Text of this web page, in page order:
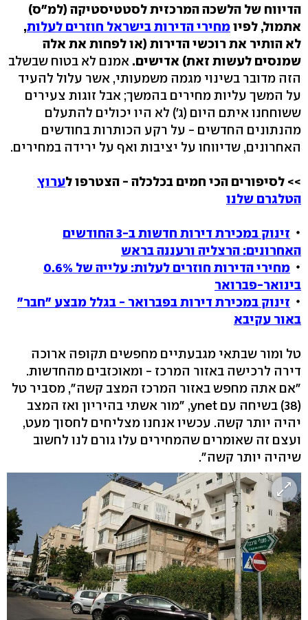
הדיווח של הלשכה המרכזית לסטטיסטיקה (למ"ס)
אתמול, לפיומחירי הדירות בישראל חוזרים לעלות,
לא הותיר את רוכשי הדירות (או לפחות את אלה
שמנסים לעשות זאת) אדישים. אמנם לא בטוח שבשלב
הזה מדובר בשינוי מגמה משמעותי, אשר עלול להעיד
על המשך עליות מחירים בהמשך; אבל זוגות צעירים
ששוחחנו איתם היום (ג') לא היו יכולים להתעלם
מהנתונים החדשים - על רקע הכותרות בחודשים
האחרונים, שדיווחו על יציבות ואף על ירידה במחירים.
>> לסיפורים הכי חמים בכלכלה - הצטרפו לערוץ
הטלגרם שלנו
זינוק במכירת דירות חדשות ב-3 החודשים
האחרונים: הרצליה ורעננה בראש
מחירי הדירות חוזרים לעלות: עלייה של 0.6%
בינואר-פברואר
זינוק במכירת דירות בפברואר - בגלל מבצע "חבר"
באור עקיבא
טל ומור שבתאי מגבעתיים מחפשים תקופה ארוכה
דירה לרכישה באזור המרכז - ומאוכזבים מהחדשות.
"אם אתה מחפש באזור המרכז המצב קשה", מסביר טל
(38) בשיחה עם ynet, "מור אשתי בהיריון ואז המצב
יהיה יותר קשה. עכשיו אנחנו מצליחים לחסוך מעט,
ועצם זה שאומרים שהמחירים עלו גורם לנו לחשוב
שיהיה יותר קשה".